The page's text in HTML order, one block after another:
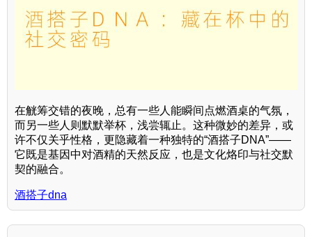
在觥筹交错的夜晚，总有一些人能瞬间点燃酒桌的气氛，
而另一些人则默默举杯，浅尝辄止。这种微妙的差异，或
许不仅关乎性格，更隐藏着一种独特的“酒搭子DNA”——
它既是基因中对酒精的天然反应，也是文化烙印与社交默
契的融合。
酒搭子dna